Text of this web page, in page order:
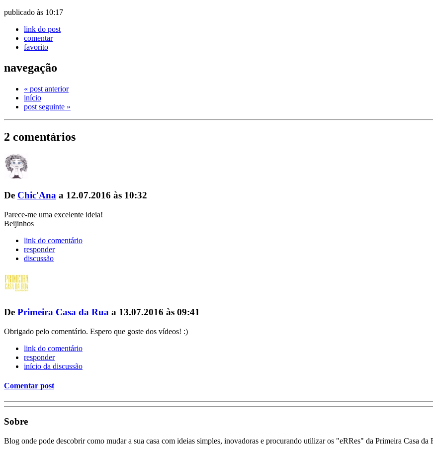
publicado às 10:17
link do post
comentar
favorito
navegação
« post anterior
início
post seguinte »
2 comentários
De Chic'Ana a 12.07.2016 às 10:32
Parece-me uma excelente ideia!
Beijinhos
link do comentário
responder
discussão
De Primeira Casa da Rua a 13.07.2016 às 09:41
Obrigado pelo comentário. Espero que goste dos vídeos! :)
link do comentário
responder
início da discussão
Comentar post
Sobre
Blog onde pode descobrir como mudar a sua casa com ideias simples, inovadoras e procurando utilizar os "eRRes" da Primeira Casa